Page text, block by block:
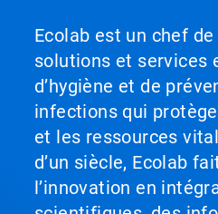
Ecolab est un chef
solutions et services
d’hygiène et de
infections qui
et les ressources
d’un siècle, Ecolab
l’innovation en